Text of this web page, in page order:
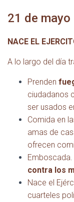
21 de mayo
NACE EL
A lo largo del día
Prenden
ciudadanos
ser usados
Comida en
amas de
ofrecen
contra los
Nace el
cuarteles